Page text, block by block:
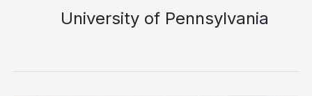
University of Pennsylvania